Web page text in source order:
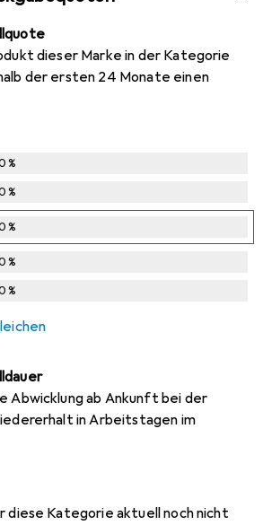
dieser Marke in der Kategorie
der ersten 24 Monate einen
%
%
%
%
%
Abwicklung ab Ankunft bei der
in Arbeitstagen im
diese Kategorie aktuell noch nicht